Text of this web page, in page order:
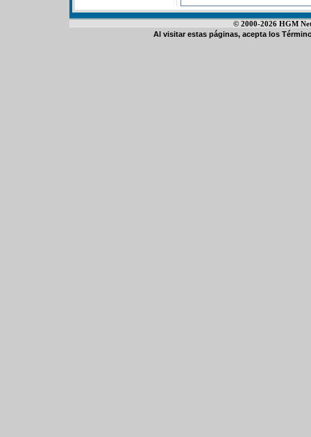
© 2000-2026 HGM
Al visitar estas páginas, acepta los